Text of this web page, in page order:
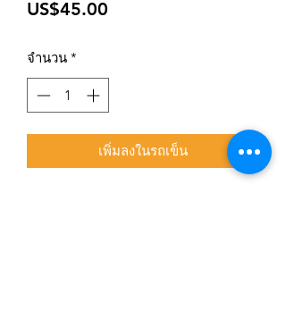
US$45.00
จำนวน *
เพิ่มลงในรถเข็น